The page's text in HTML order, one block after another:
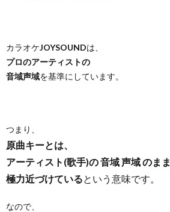
カラオケJOYSOUNDは、
プロのアーティストの
音域声域を基準にしています。
つまり、
原曲キーとは、
アーティスト(歌手)の 音域 声域 のまま
極力近づけている という意味です。
なので、